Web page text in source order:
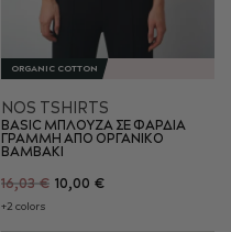
ORGANIC COTTON
NOS TSHIRTS
BASIC ΜΠΛΟΥΖΑ ΣΕ ΦΑΡΔΙΑ
ΓΡΑΜΜΗ ΑΠΟ ΟΡΓΑΝΙΚΟ
ΒΑΜΒΑΚΙ
16,03 € 10,00 €
+2 colors